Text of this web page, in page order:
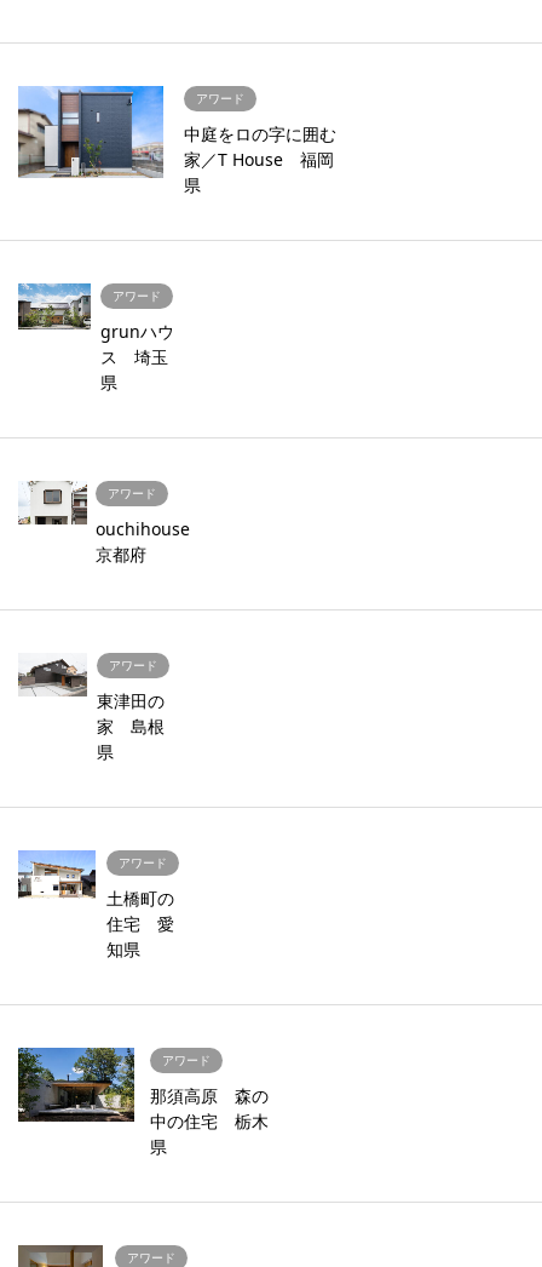
アワード
中庭をロの字に囲む
家／T House 福岡
県
アワード
grunハウ
ス 埼玉
県
アワード
ouchihouse
京都府
アワード
東津田の
家 島根
県
アワード
土橋町の
住宅 愛
知県
アワード
那須高原 森の
中の住宅 栃木
県
アワード